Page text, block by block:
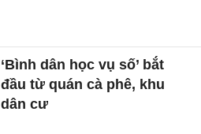
‘Bình dân học vụ số’ bắt
đầu từ quán cà phê, khu
dân cư